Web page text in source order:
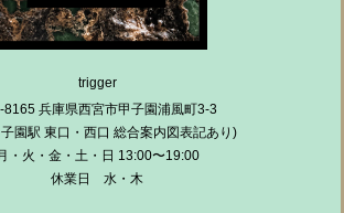
trigger
8165 兵庫県西宮市甲子園浦風町3-3
園駅 東口・西口 総合案内図表記あり)
・火・金・土・日 13:00〜19:00
休業日 水・木